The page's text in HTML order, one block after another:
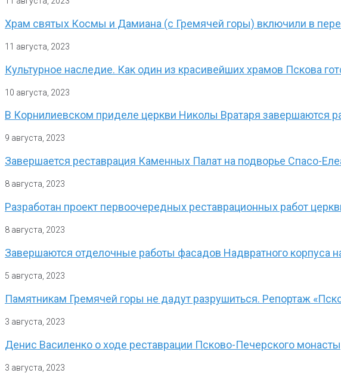
Храм святых Космы и Дамиана (с Гремячей горы) включили в
11 августа, 2023
Культурное наследие. Как один из красивейших храмов Пскова
10 августа, 2023
В Корнилиевском приделе церкви Николы Вратаря завершаются
9 августа, 2023
Завершается реставрация Каменных Палат на подворье Спасо-
8 августа, 2023
Разработан проект первоочередных реставрационных работ
8 августа, 2023
Завершаются отделочные работы фасадов Надвратного корпуса
5 августа, 2023
Памятникам Гремячей горы не дадут разрушиться. Репортаж
3 августа, 2023
Денис Василенко о ходе реставрации Псково-Печерского
3 августа, 2023